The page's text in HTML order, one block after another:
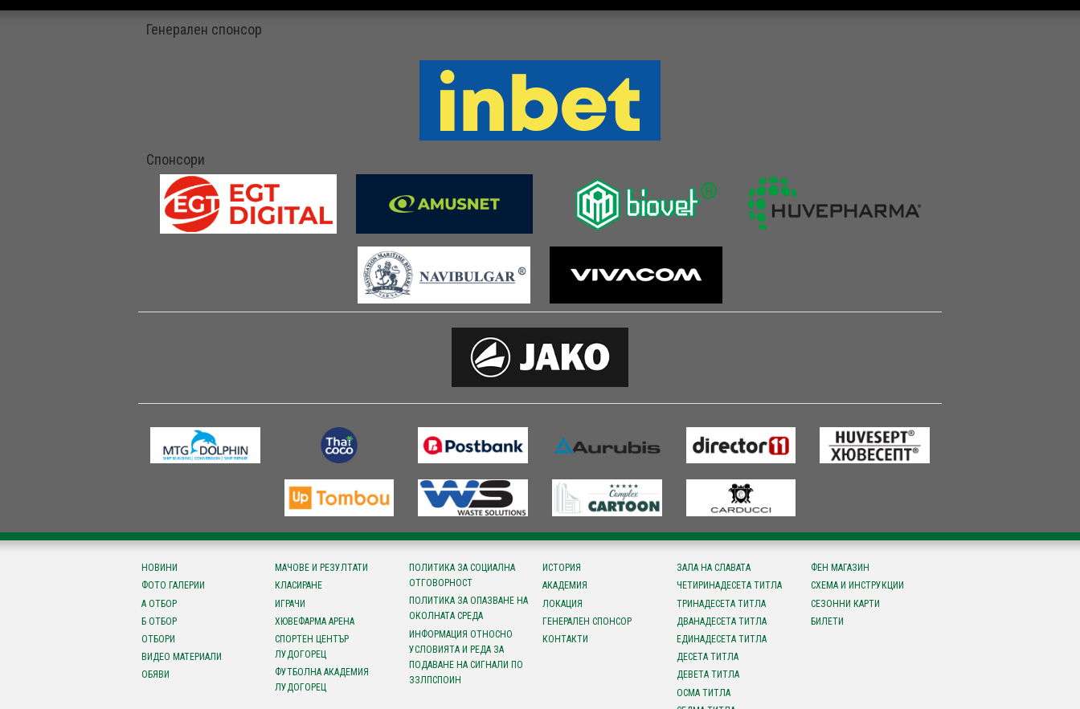
Генерален спонсор
Спонсори
НОВИНИ
ФОТО ГАЛЕРИИ
А ОТБОР
Б ОТБОР
ОТБОРИ
ВИДЕО МАТЕРИАЛИ
ОБЯВИ
МАЧОВЕ И РЕЗУЛТАТИ
КЛАСИРАНЕ
ИГРАЧИ
ХЮВЕФАРМА АРЕНА
СПОРТЕН ЦЕНТЪР
ЛУДОГОРЕЦ
ФУТБОЛНА АКАДЕМИЯ
ЛУДОГОРЕЦ
ПОЛИТИКА ЗА СОЦИАЛНА
ОТГОВОРНОСТ
ПОЛИТИКА ЗА ОПАЗВАНЕ НА
ОКОЛНАТА СРЕДА
ИНФОРМАЦИЯ ОТНОСНО
УСЛОВИЯТА И РЕДА ЗА
ПОДАВАНЕ НА СИГНАЛИ ПО
ЗЗЛПСПОИН
ИСТОРИЯ
АКАДЕМИЯ
ЛОКАЦИЯ
ГЕНЕРАЛЕН СПОНСОР
КОНТАКТИ
ЗАЛА НА СЛАВАТА
ЧЕТИРИНАДЕСЕТА ТИТЛА
ТРИНАДЕСЕТА ТИТЛА
ДВАНАДЕСЕТА ТИТЛА
ЕДИНАДЕСЕТА ТИТЛА
ДЕСЕТА ТИТЛА
ДЕВЕТА ТИТЛА
ОСМА ТИТЛА
ФЕН МАГАЗИН
СХЕМА И ИНСТРУКЦИИ
СЕЗОННИ КАРТИ
БИЛЕТИ